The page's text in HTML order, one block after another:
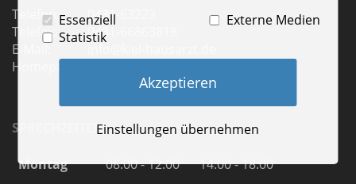
Telefon:
0431-63223
Telefax:
0431-66863818
E-Mail:
Homepage:
SPRECHZEITEN
Montag 08:00 - 12:00
14:00 - 18:00
Essenziell
Externe Medien
Statistik
Akzeptieren
Einstellungen übernehmen